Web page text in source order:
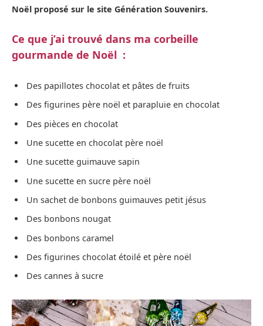
Noël proposé sur le site Génération Souvenirs.
Ce que j’ai trouvé dans ma corbeille
gourmande de Noël :
Des papillotes chocolat et pâtes de fruits
Des figurines père noël et parapluie en chocolat
Des pièces en chocolat
Une sucette en chocolat père noël
Une sucette guimauve sapin
Une sucette en sucre père noël
Un sachet de bonbons guimauves petit jésus
Des bonbons nougat
Des bonbons caramel
Des figurines chocolat étoilé et père noël
Des cannes à sucre